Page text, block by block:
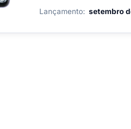
Lançamento: setembro